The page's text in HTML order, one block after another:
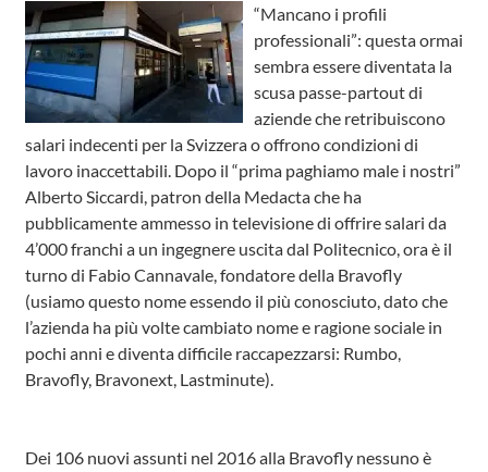
“Mancano i profili
professionali”: questa ormai
sembra essere diventata la
scusa passe-partout di
aziende che retribuiscono
salari indecenti per la Svizzera o offrono condizioni di
lavoro inaccettabili. Dopo il “prima paghiamo male i nostri”
Alberto Siccardi, patron della Medacta che ha
pubblicamente ammesso in televisione di offrire salari da
4’000 franchi a un ingegnere uscita dal Politecnico, ora è il
turno di Fabio Cannavale, fondatore della Bravofly
(usiamo questo nome essendo il più conosciuto, dato che
l’azienda ha più volte cambiato nome e ragione sociale in
pochi anni e diventa difficile raccapezzarsi: Rumbo,
Bravofly, Bravonext, Lastminute).
Dei 106 nuovi assunti nel 2016 alla Bravofly nessuno è